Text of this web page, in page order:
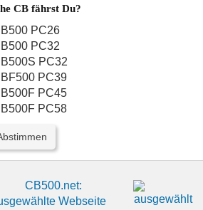
CB fährst Du?
PC26
PC32
PC32
PC39
PC45
PC58